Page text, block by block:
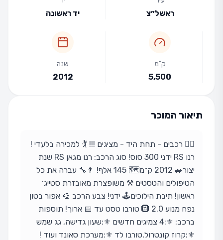
ראשל״צ יד ראשונה
ק"מ
5,500
שנה
2012
תיאור המוכר
🏌️‍♂️ רכבים - תחת היד - מציגים !!! 🏌️ למכירה בלעדי !
רנו RS ידני 300 סוס! סוג הרכב: רנו מגאן RS שנת
יצור🚙 2012 ק״מ🗺️ 145 אלף! 👨‍🔧 עברה את כל
הטיפולים והטסטים ⚒️ משופצרת מאובזרת סטייג׳
ראשון! תיבת הילוכים🕹️ ידני! צבע הרכב 🎨 אפור בטון
נפח מנוע 🛞 2.0 טורבו טסט עד 📅 ארוך! תוספות
ברכב: ⚜️:4 צמיגים חדשים ⚜️:שעון גדישה, גג שמש
⚜️:קרוז קונטרול,טורבו לד ⚜️:מערכת סאונד ועוד !